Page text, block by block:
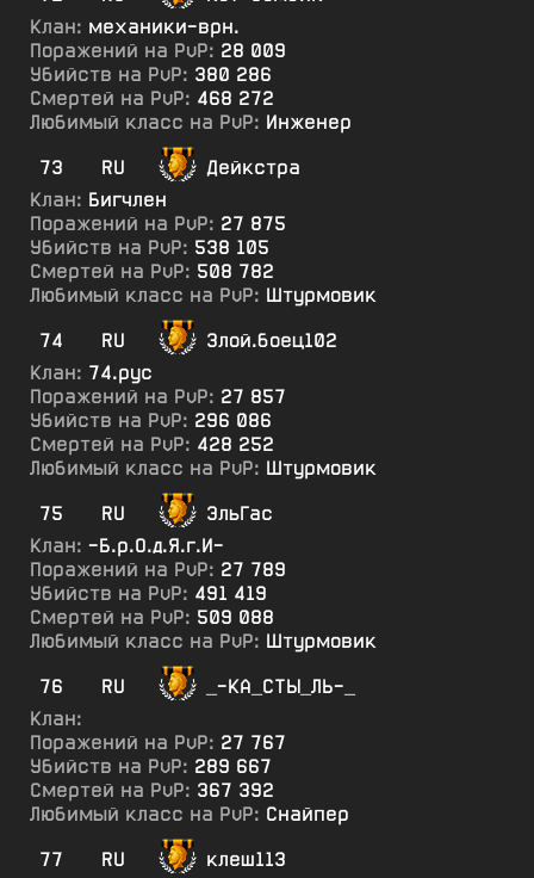
Клан: механики-врн.
Поражений на PvP: 28 009
Убийств на PvP: 380 286
Смертей на PvP: 468 272
Любимый класс на PvP: Инженер
73
RU
Дейкстра
Клан: Бигчлен
Поражений на PvP: 27 875
Убийств на PvP: 538 105
Смертей на PvP: 508 782
Любимый класс на PvP: Штурмовик
74
RU
Злой.боец102
Клан: 74.рус
Поражений на PvP: 27 857
Убийств на PvP: 296 086
Смертей на PvP: 428 252
Любимый класс на PvP: Штурмовик
75
RU
ЭльГас
Клан: -Б.р.О.д.Я.г.И-
Поражений на PvP: 27 789
Убийств на PvP: 491 419
Смертей на PvP: 509 088
Любимый класс на PvP: Штурмовик
76
RU
_-КА_СТЫ_ЛЬ-_
Клан:
Поражений на PvP: 27 767
Убийств на PvP: 289 667
Смертей на PvP: 367 392
Любимый класс на PvP: Снайпер
77
RU
клеш113